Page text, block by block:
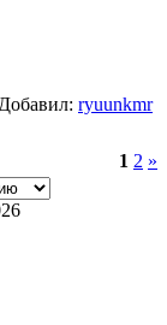
Добавил: ryuunkmr
1 2 »